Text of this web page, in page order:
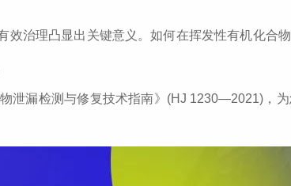
治理凸显出关键意义。如何在挥发性有机化合
泄漏检测与修复技术指南》(HJ 1230—2021)，